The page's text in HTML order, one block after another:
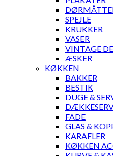
SPEJLE
KRUKKER
VASER
VINTAGE
ÆSKER
KØKKEN
BAKKER
BESTIK
DUGE &
FADE
GLAS &
KARAFLER
KØKKEN